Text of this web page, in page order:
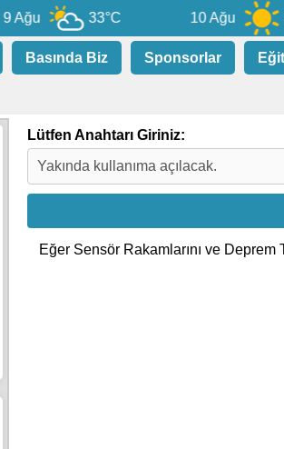
9 Ağu 33°C 10 Ağu
Basında Biz Sponsorlar
Lütfen Anahtarı Giriniz:
Eğer Sensör Rakamlarını ve